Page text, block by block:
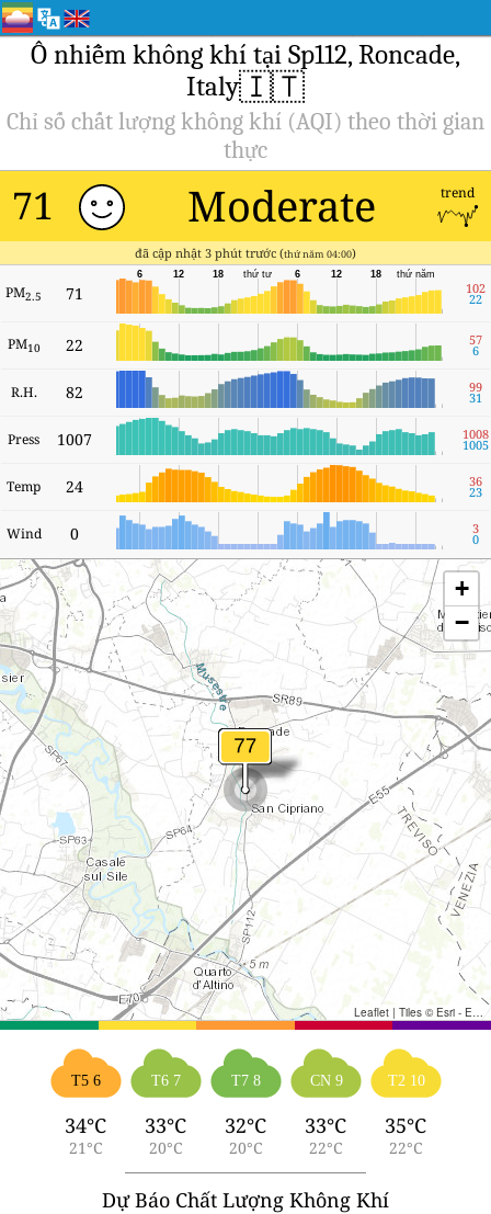
Ô nhiễm không khí tại Sp112, Roncade,
Italy🇮🇹
Chỉ số chất lượng không khí (AQI) theo thời gian
thực
71 Moderate trend
đã cập nhật 3 phút trước (thứ năm 04:00)
PM2.5 71
thứ năm
18
12
6
thứ tư
18
12
6
102
22
PM10 22 57
6
R.H. 82 99
31
Press 1007 1008
1005
Temp 24 36
23
Wind 0 3
0
+
−
Leaflet | Tiles © Esri - Esri, DeLorme, NAVTEQ, TomTom, Intermap, iPC, USGS, FAO, NPS, NRCAN, GeoBase, Kadaster NL, Ordnance Survey, Esri Japan, METI, Esri China (Hong Kong), and the GIS User Community
T5 6
34°C
21°C
T6 7
33°C
20°C
T7 8
32°C
20°C
CN 9
33°C
22°C
T2 10
35°C
22°C
Dự Báo Chất Lượng Không Khí